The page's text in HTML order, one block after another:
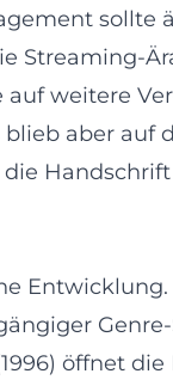
sollte
Streaming-
weitere
aber auf
Genre-
öffnet